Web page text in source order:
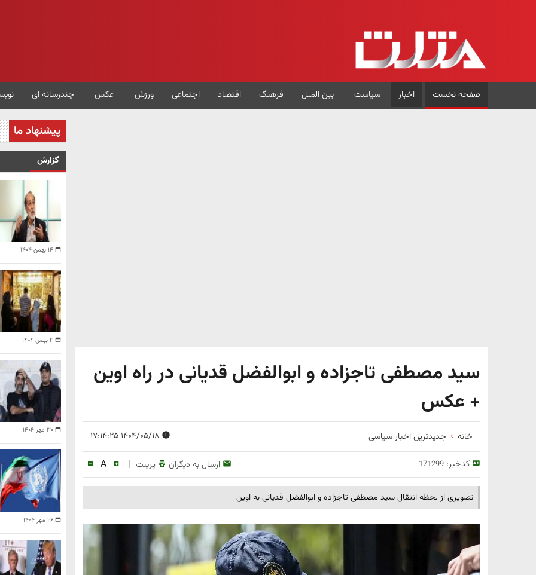
صفحه نخست اخبار سیاست بین الملل فرهنگ اقتصاد اجتماعی ورزش عکس چندرسانه ای
سید مصطفی تاجزاده و ابوالفضل قدیانی در راه اوین
+ عکس
خانه جدیدترین اخبار سیاسی
کدخبر:171299 ارسال به دیگران پرینت |
A
تصویری از لحظه انتقال سید مصطفی تاجزاده و ابوالفضل قدیانی به اوین
پیشنهاد ما
گزارش
۱۴ بهمن ۱۴۰۴
۴ بهمن ۱۴۰۴
۳۰ مهر ۱۴۰۴
۲۶ مهر ۱۴۰۴